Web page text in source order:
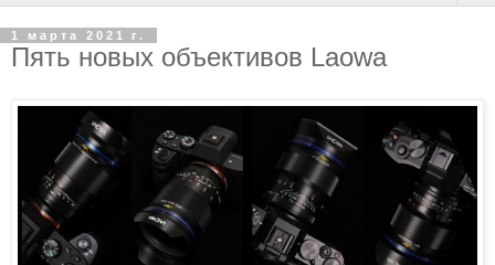
1 марта 2021 г.
Пять новых объективов Laowa